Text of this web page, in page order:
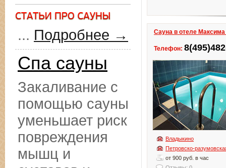
Сауна в отеле
Телефон:
Владыкино
Петровско-
от 900 руб. в час
... Подробнее →
Спа сауны
Закаливание с
помощью сауны
уменьшает риск
повреждения
мышц и